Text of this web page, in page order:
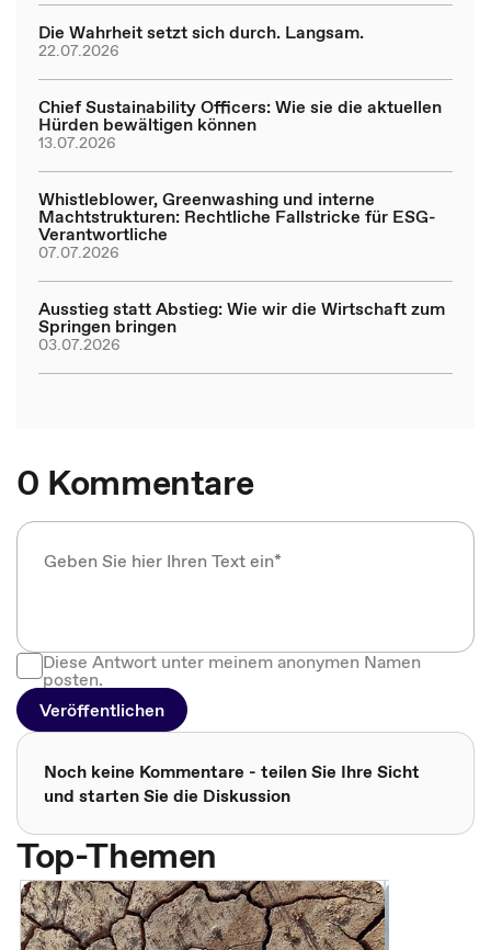
Die Wahrheit setzt sich durch. Langsam.
22.07.2026
Chief Sustainability Officers: Wie sie die aktuellen
Hürden bewältigen können
13.07.2026
Whistleblower, Greenwashing und interne
Machtstrukturen: Rechtliche Fallstricke für ESG-
Verantwortliche
07.07.2026
Ausstieg statt Abstieg: Wie wir die Wirtschaft zum
Springen bringen
03.07.2026
0 Kommentare
Diese Antwort unter meinem anonymen Namen
posten.
Veröffentlichen
Noch keine Kommentare - teilen Sie Ihre Sicht
und starten Sie die Diskussion
Top-Themen